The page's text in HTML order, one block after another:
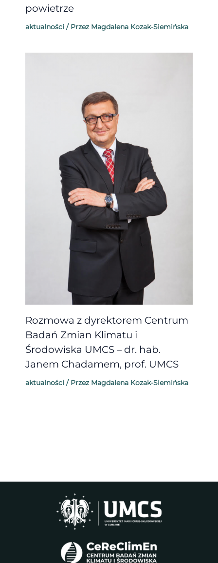
powietrze
aktualności / Przez Magdalena Kozak-Siemińska
Rozmowa z dyrektorem Centrum
Badań Zmian Klimatu i
Środowiska UMCS – dr. hab.
Janem Chadamem, prof. UMCS
aktualności / Przez Magdalena Kozak-Siemińska